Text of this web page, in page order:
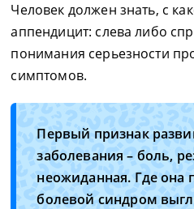
Человек должен знать, с
аппендицит: слева либо
понимания серьезности
симптомов.
Первый признак
заболевания – боль,
неожиданная. Где она
болевой синдром